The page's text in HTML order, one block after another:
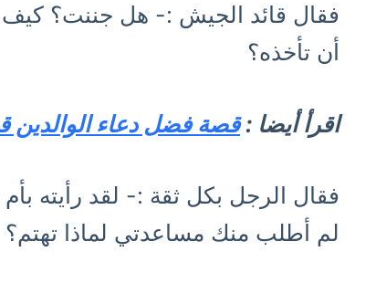
فقال قائد الجيش :- هل جننت؟
أن تأخذه؟
اقرأ أيضا :قصة فضل دعاء
فقال الرجل بكل ثقة :- لقد رأيته
لم أطلب منك مساعدتي لماذا تهتم؟